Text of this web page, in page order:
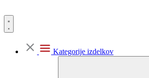
Kategorije izdelkov